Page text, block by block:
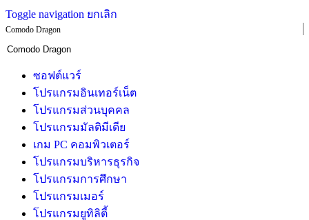
Toggle navigation ยกเลิก
Comodo Dragon
ซอฟต์แวร์
โปรแกรมอินเทอร์เน็ต
โปรแกรมส่วนบุคคล
โปรแกรมมัลติมีเดีย
เกม PC คอมพิวเตอร์
โปรแกรมบริหารธุรกิจ
โปรแกรมการศึกษา
โปรแกรมเมอร์
โปรแกรมยูทิลิตี้